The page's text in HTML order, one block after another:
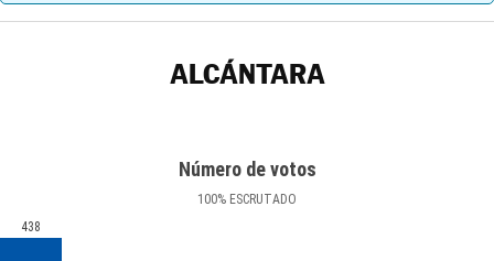
ALCÁNTARA
Número de votos
100% ESCRUTADO
438